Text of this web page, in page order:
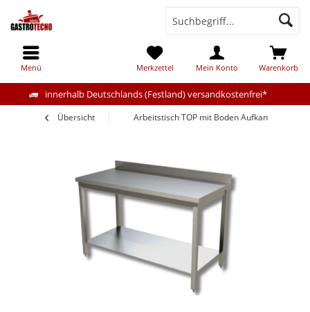
innerhalb Deutschlands (Festland) versandkostenfrei*
Warenkorb
Merkzettel Mein Konto
Menü
Übersicht Arbeitstisch TOP mit Boden Aufkantet